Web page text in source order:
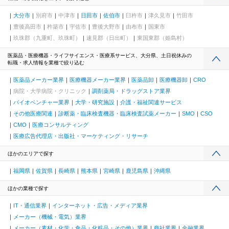
大分市 別府市 中津市 日田市 佐伯市 臼杵市 津久見市
竹田市
豊後高田市
杵築市 宇佐市 豊後大野市 由布市
国東市
玖珠郡（九重町、玖珠町）
速見郡（日出町） 東国東郡（姫島村）
医薬品・医療機器・ライフサイエンス・医療系サービス、大分県、土日祝休みの
転職・求人情報を業種で絞り込む
医薬品メーカー業界 医療機器メーカー業界 医薬品卸 医療機器卸
CRO
病院・大学病院・クリニック
調剤薬局・ドラッグストア業界
バイオベンチャー業界
大学・研究施設
介護・福祉関連サービス
その他医療関連
診断薬・臨床検査機器・臨床検査試薬メーカー SMO
CSO
CMO
医療コンサルティング
医療広告代理店・出版社・マーケティング・リサーチ
ほかのエリアで探す
福岡県 佐賀県 長崎県 熊本県 宮崎県 鹿児島県 沖縄県
ほかの業種で探す
IT・通信業界
インターネット・広告・メディア業界
メーカー（機械・電気）業界